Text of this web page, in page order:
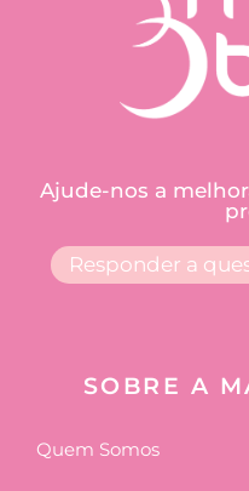
Ajude-nos a
Responder a
SOBRE A
Quem Somos